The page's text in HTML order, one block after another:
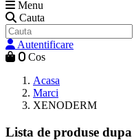
Menu
Cauta
Autentificare
0 Cos
Acasa
Marci
XENODERM
Lista de produse